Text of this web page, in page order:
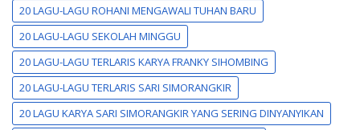
20 LAGU-LAGU ROHANI MENGAWALI TUHAN BARU
20 LAGU-LAGU SEKOLAH MINGGU
20 LAGU-LAGU TERLARIS KARYA FRANKY SIHOMBING
20 LAGU-LAGU TERLARIS SARI SIMORANGKIR
20 LAGU KARYA SARI SIMORANGKIR YANG SERING DINYANYIKAN